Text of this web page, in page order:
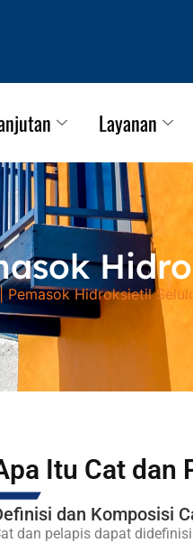
Layanan
Hidroksietil
Itu Cat dan
dan Komposisi
dan pelapis dapat